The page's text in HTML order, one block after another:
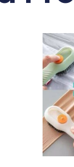
325,00 EGP.
price is: 275,00